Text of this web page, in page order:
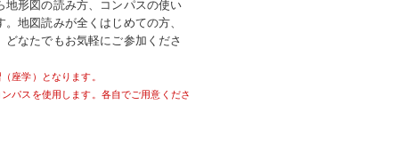
形図の読み方、コンパスの使い
地図読みが全くはじめての方、
なたでもお気軽にご参加くださ
座学）となります。
パスを使用します。各自でご用意くださ